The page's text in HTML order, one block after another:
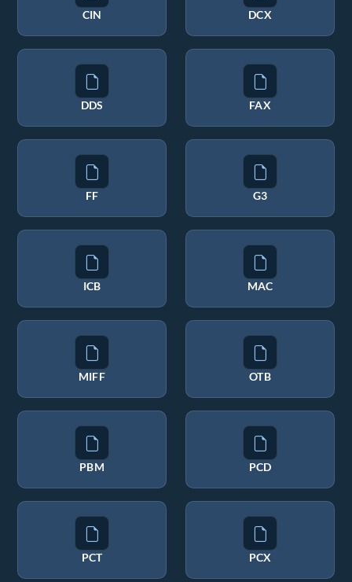
CIN DCX
DDS FAX
FF G3
ICB MAC
MIFF OTB
PBM PCD
PCT PCX